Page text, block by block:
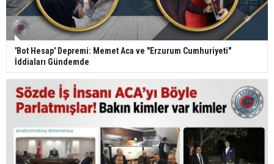
'Bot Hesap' Depremi: Memet Aca ve "Erzurum Cumhuriyeti"
İddiaları Gündemde